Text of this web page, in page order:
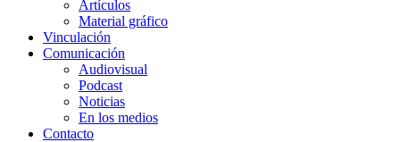
Artículos
Material gráfico
Vinculación
Comunicación
Audiovisual
Podcast
Noticias
En los medios
Contacto